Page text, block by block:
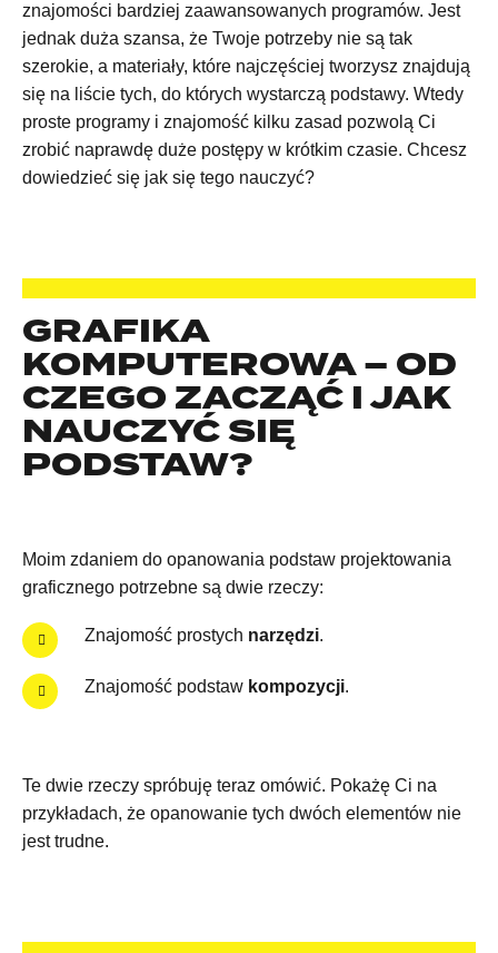
znajomości bardziej zaawansowanych programów. Jest
jednak duża szansa, że Twoje potrzeby nie są tak
szerokie, a materiały, które najczęściej tworzysz znajdują
się na liście tych, do których wystarczą podstawy. Wtedy
proste programy i znajomość kilku zasad pozwolą Ci
zrobić naprawdę duże postępy w krótkim czasie. Chcesz
dowiedzieć się jak się tego nauczyć?
GRAFIKA
KOMPUTEROWA – OD
CZEGO ZACZĄĆ I JAK
NAUCZYĆ SIĘ
PODSTAW?
Moim zdaniem do opanowania podstaw projektowania
graficznego potrzebne są dwie rzeczy:
Znajomość prostych narzędzi.
Znajomość podstaw kompozycji.
Te dwie rzeczy spróbuję teraz omówić. Pokażę Ci na
przykładach, że opanowanie tych dwóch elementów nie
jest trudne.